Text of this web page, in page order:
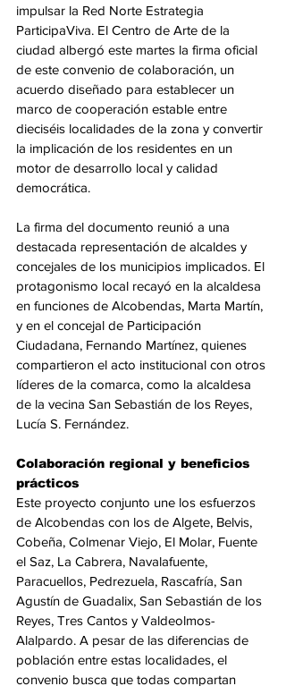
impulsar la Red Norte Estrategia
ParticipaViva. El Centro de Arte de la
ciudad albergó este martes la firma oficial
de este convenio de colaboración, un
acuerdo diseñado para establecer un
marco de cooperación estable entre
dieciséis localidades de la zona y convertir
la implicación de los residentes en un
motor de desarrollo local y calidad
democrática.
La firma del documento reunió a una
destacada representación de alcaldes y
concejales de los municipios implicados. El
protagonismo local recayó en la alcaldesa
en funciones de Alcobendas, Marta Martín,
y en el concejal de Participación
Ciudadana, Fernando Martínez, quienes
compartieron el acto institucional con otros
líderes de la comarca, como la alcaldesa
de la vecina San Sebastián de los Reyes,
Lucía S. Fernández.
Colaboración regional y beneficios
prácticos
Este proyecto conjunto une los esfuerzos
de Alcobendas con los de Algete, Belvis,
Cobeña, Colmenar Viejo, El Molar, Fuente
el Saz, La Cabrera, Navalafuente,
Paracuellos, Pedrezuela, Rascafría, San
Agustín de Guadalix, San Sebastián de los
Reyes, Tres Cantos y Valdeolmos-
Alalpardo. A pesar de las diferencias de
población entre estas localidades, el
convenio busca que todas compartan